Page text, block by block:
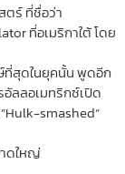
ตร์ ที่ชื่อว่า
ที่อเมริกาใต้ โดย
สุดในยุคนั้น พูดอีก
ลลอเมทริกซ์เปิด
smashed”
ดใหญ่